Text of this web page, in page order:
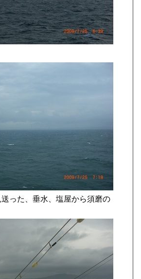
った、垂水、塩屋から須磨の